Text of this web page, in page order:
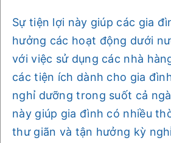
Sự tiện lợi này giúp các gia
hưởng các hoạt động dưới
với việc sử dụng các nhà
các tiện ích dành cho gia
nghỉ dưỡng trong suốt cả
này giúp gia đình có nhiều
thư giãn và tận hưởng kỳ